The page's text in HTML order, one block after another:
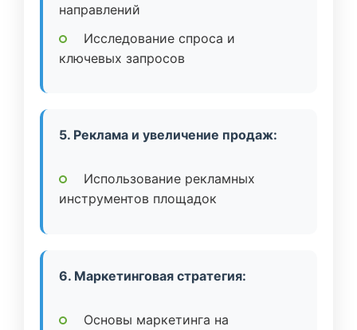
направлений
Исследование спроса и
ключевых запросов
5. Реклама и увеличение продаж:
Использование рекламных
инструментов площадок
6. Маркетинговая стратегия:
Основы маркетинга на